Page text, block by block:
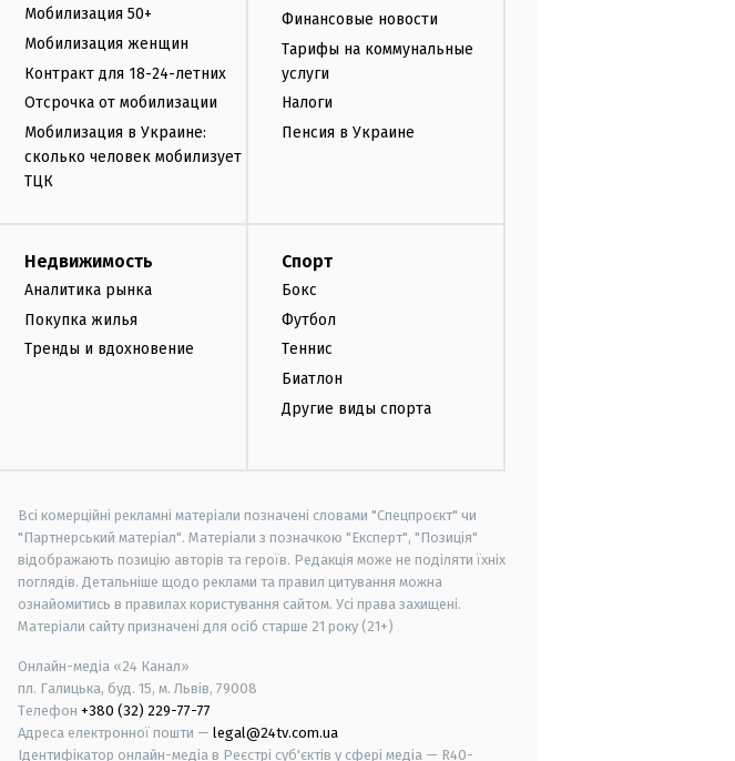
Мобилизация 50+
Мобилизация женщин
Контракт для 18-24-летних
Отсрочка от мобилизации
Мобилизация в Украине:
сколько человек мобилизует
ТЦК
Финансовые новости
Тарифы на коммунальные
услуги
Налоги
Пенсия в Украине
Недвижимость
Аналитика рынка
Покупка жилья
Тренды и вдохновение
Спорт
Бокс
Футбол
Теннис
Биатлон
Другие виды спорта
Всі комерційні рекламні матеріали позначені словами "Спецпроєкт" чи
"Партнерський матеріал". Матеріали з позначкою "Експерт", "Позиція"
відображають позицію авторів та героїв. Редакція може не поділяти їхніх
поглядів. Детальніше щодо реклами та правил цитування можна
ознайомитись в правилах користування сайтом. Усі права захищені.
Матеріали сайту призначені для осіб старше 21 року (21+)
Онлайн-медіа «24 Канал»
пл. Галицька, буд. 15, м. Львів, 79008
Телефон +380 (32) 229-77-77
Адреса електронної пошти — legal@24tv.com.ua
Ідентифікатор онлайн-медіа в Реєстрі суб'єктів у сфері медіа — R40-